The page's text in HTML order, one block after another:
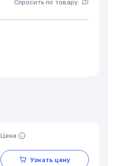
Спросить по товару
Цена
Узнать цену